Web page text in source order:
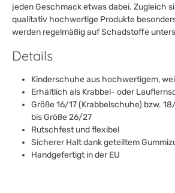
jeden Geschmack etwas dabei. Zugleich
qualitativ hochwertige Produkte
werden regelmäßig auf Schadstoffe
Details
Kinderschuhe aus hochwertigem,
Erhältlich als Krabbel- oder
Größe 16/17 (Krabbelschuhe) bzw.
bis Größe 26/27
Rutschfest und flexibel
Sicherer Halt dank geteiltem
Handgefertigt in der EU